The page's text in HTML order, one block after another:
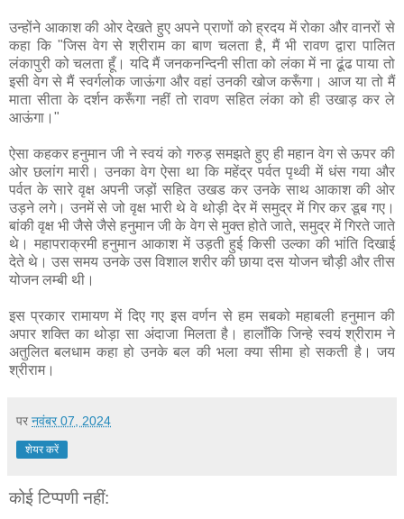
उन्होंने आकाश की ओर देखते हुए अपने प्राणों को ह्रदय में रोका और वानरों से
कहा कि "जिस वेग से श्रीराम का बाण चलता है, मैं भी रावण द्वारा पालित
लंकापुरी को चलता हूँ। यदि मैं जनकनन्दिनी सीता को लंका में ना ढूंढ पाया तो
इसी वेग से मैं स्वर्गलोक जाऊंगा और वहां उनकी खोज करूँगा। आज या तो मैं
माता सीता के दर्शन करूँगा नहीं तो रावण सहित लंका को ही उखाड़ कर ले
आऊंगा।"
ऐसा कहकर हनुमान जी ने स्वयं को गरुड़ समझते हुए ही महान वेग से ऊपर की
ओर छलांग मारी। उनका वेग ऐसा था कि महेंद्र पर्वत पृथ्वी में धंस गया और
पर्वत के सारे वृक्ष अपनी जड़ों सहित उखड कर उनके साथ आकाश की ओर
उड़ने लगे। उनमें से जो वृक्ष भारी थे वे थोड़ी देर में समुद्र में गिर कर डूब गए।
बांकी वृक्ष भी जैसे जैसे हनुमान जी के वेग से मुक्त होते जाते, समुद्र में गिरते जाते
थे। महापराक्रमी हनुमान आकाश में उड़ती हुई किसी उल्का की भांति दिखाई
देते थे। उस समय उनके उस विशाल शरीर की छाया दस योजन चौड़ी और तीस
योजन लम्बी थी।
इस प्रकार रामायण में दिए गए इस वर्णन से हम सबको महाबली हनुमान की
अपार शक्ति का थोड़ा सा अंदाजा मिलता है। हालाँकि जिन्हे स्वयं श्रीराम ने
अतुलित बलधाम कहा हो उनके बल की भला क्या सीमा हो सकती है। जय
श्रीराम।
पर नवंबर 07, 2024
शेयर करें
कोई टिप्पणी नहीं: